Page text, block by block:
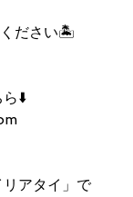
ください🏝
ら⬇️
アタイ」で